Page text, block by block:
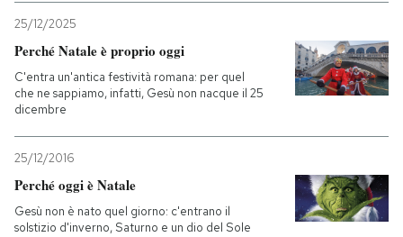
25/12/2025
Perché Natale è proprio oggi
C'entra un'antica festività romana: per quel
che ne sappiamo, infatti, Gesù non nacque il 25
dicembre
25/12/2016
Perché oggi è Natale
Gesù non è nato quel giorno: c'entrano il
solstizio d'inverno, Saturno e un dio del Sole